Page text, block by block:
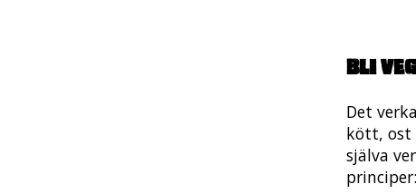
Bli
Det
kött, ost
själva